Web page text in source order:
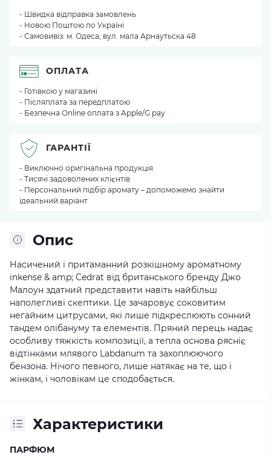
Опис
Насичений і притаманний розкішному ароматному
inkense & amp; Cedrat від британського бренду Джо
Малоун здатний представити навіть найбільш
наполегливі скептики. Це зачаровує соковитим
негайним цитрусами, які лише підкреслюють сонний
тандем олібануму та елементів. Пряний перець надає
особливу тяжкість композиції, а тепла основа рясніє
відтінками млявого Labdanum та захоплюючого
бензона. Нічого певного, лише натякає на те, що і
жінкам, і чоловікам це сподобається.
Характеристики
ПАРФЮМ
- Швидка відправка замовлень
- Новою Поштою по Україні
- Самовивіз: м. Одеса, вул. мала Арнаутьска 48
ОПЛАТА
- Готівкою у магазині
- Післяплата за передплатою
- Безпечна Online оплата з Apple/G pay
ГАРАНТІЇ
- Виключно оригінальна продукція
- Тисячі задоволених клієнтів
- Персональний підбір аромату – допоможемо знайти
ідеальний варіант